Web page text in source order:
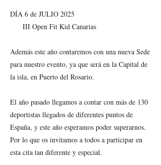
DÍA 6 de JULIO 2025
III Open Fit Kid Canarias
Además este año contaremos con una nueva Sede
para nuestro evento, ya que será en la Capital de
la isla, en Puerto del Rosario.
El año pasado llegamos a contar con más de 130
deportistas llegados de diferentes puntos de
España, y este año esperamos poder superarnos.
Por lo que os invitamos a todos a participar en
esta cita tan diferente y especial.